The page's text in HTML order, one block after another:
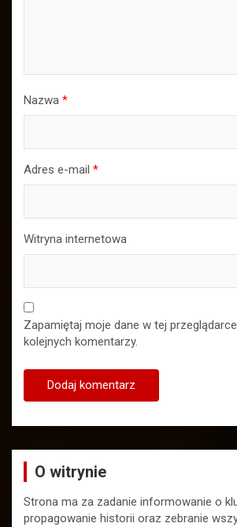
Nazwa *
Adres e-mail *
Witryna internetowa
Zapamiętaj moje dane w tej
kolejnych komentarzy.
O witrynie
Strona ma za zadanie informowanie o
propagowanie historii oraz zebranie